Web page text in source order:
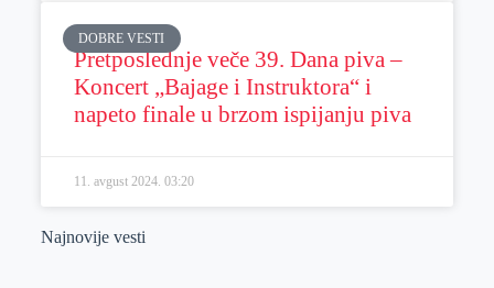
DOBRE VESTI
Pretposlednje veče 39. Dana piva –
Koncert „Bajage i Instruktora“ i
napeto finale u brzom ispijanju piva
11. avgust 2024. 03:20
Najnovije vesti